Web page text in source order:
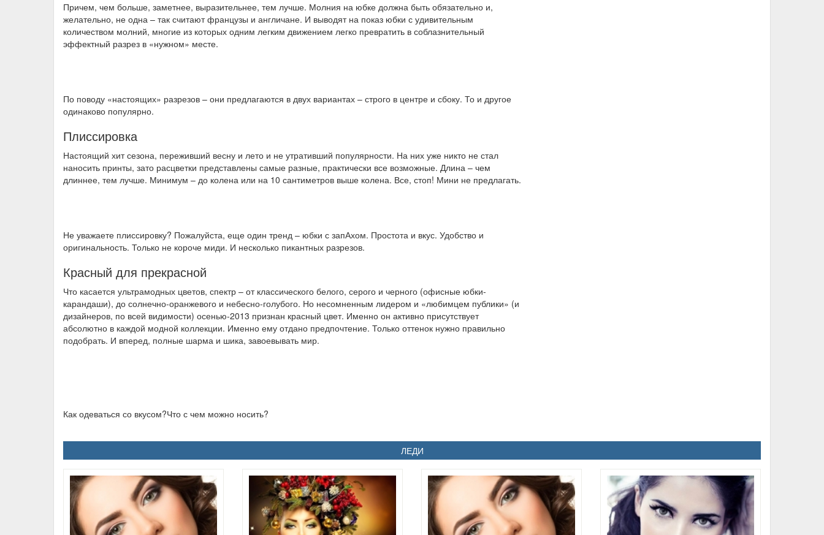
Причем, чем больше, заметнее, выразительнее, тем лучше. Молния на юбке должна быть обязательно и,
желательно, не одна – так считают французы и англичане. И выводят на показ юбки с удивительным
количеством молний, многие из которых одним легким движением легко превратить в соблазнительный
эффектный разрез в «нужном» месте.
По поводу «настоящих» разрезов – они предлагаются в двух вариантах – строго в центре и сбоку. То и другое
одинаково популярно.
Плиссировка
Настоящий хит сезона, переживший весну и лето и не утративший популярности. На них уже никто не стал
наносить принты, зато расцветки представлены самые разные, практически все возможные. Длина – чем
длиннее, тем лучше. Минимум – до колена или на 10 сантиметров выше колена. Все, стоп! Мини не предлагать.
Не уважаете плиссировку? Пожалуйста, еще один тренд – юбки с запАхом. Простота и вкус. Удобство и
оригинальность. Только не короче миди. И несколько пикантных разрезов.
Красный для прекрасной
Что касается ультрамодных цветов, спектр – от классического белого, серого и черного (офисные юбки-
карандаши), до солнечно-оранжевого и небесно-голубого. Но несомненным лидером и «любимцем публики» (и
дизайнеров, по всей видимости) осенью-2013 признан красный цвет. Именно он активно присутствует
абсолютно в каждой модной коллекции. Именно ему отдано предпочтение. Только оттенок нужно правильно
подобрать. И вперед, полные шарма и шика, завоевывать мир.
Как одеваться со вкусом?Что с чем можно носить?
ЛЕДИ